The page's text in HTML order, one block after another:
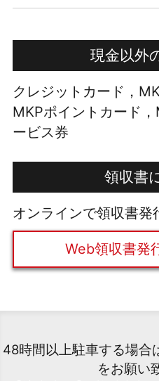
現金以外
クレジットカード，
MKPポイントカード
ービス券
領収書
オンラインで領収書発
Web領収書発
48時間以上駐車する場合
をお願い